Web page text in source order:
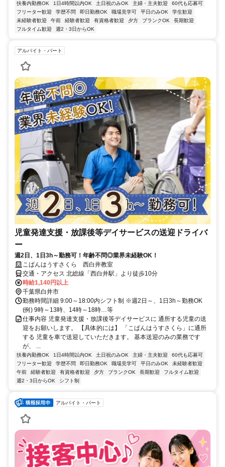
扶養内勤務OK 1日4時間以内OK 土日祝のみOK 主婦・主夫歓迎
60代も応募可
フリーター歓迎
学歴不問 即日勤務OK 職場見学可 平日のみOK
学生歓迎
未経験者歓迎
午前 経験者歓迎 有資格者歓迎 夕方 ブランクOK
長期歓迎
フルタイム歓迎
週2・3日からOK
アルバイト・パート
児童発達支援・放課後等デイサービスの送迎ドライバ
ー
週2日、1日3h～勤務可！年齢不問◎業界未経験OK！
こぱんはうすさくら 西白井教室
交通・アクセス 北総線「西白井駅」より徒歩10分
時給1,140円以上
千葉県白井市
勤務時間詳細 9:00～18:00内シフト制 ※週2日～、1日3h～勤務OK
(例) 9時～13時、14時～18時…等
仕事内容 児童発達支援・放課後等デイサービスに 通所する児童の送
迎をお願いします。 【具体的には】 「こぱんはうすさくら」に通所
する 児童を車で送迎していただきます。 基本送迎のみの業務です
が、 ...
扶養内勤務OK 1日4時間以内OK 土日祝のみOK 主婦・主夫歓迎
60代も応募可
フリーター歓迎
学歴不問 即日勤務OK 職場見学可 平日のみOK
未経験者歓迎
午前
経験者歓迎 有資格者歓迎 夕方 ブランクOK 長期歓迎
フルタイム歓迎
週2・3日からOK
シフト制
アルバイト・パート